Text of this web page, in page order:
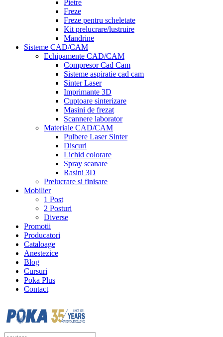
Pietre
Freze
Freze pentru scheletate
Kit prelucrare/lustruire
Mandrine
Sisteme CAD/CAM
Echipamente CAD/CAM
Compresor Cad Cam
Sisteme aspiratie cad cam
Sinter Laser
Imprimante 3D
Cuptoare sinterizare
Masini de frezat
Scannere laborator
Materiale CAD/CAM
Pulbere Laser Sinter
Discuri
Lichid colorare
Spray scanare
Rasini 3D
Prelucrare si finisare
Mobilier
1 Post
2 Posturi
Diverse
Promotii
Producatori
Cataloage
Anestezice
Blog
Cursuri
Poka Plus
Contact